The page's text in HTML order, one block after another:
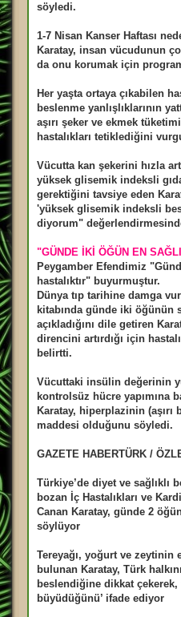
söyledi.
1-7 Nisan Kanser Haftası
Karatay, insan vücudunun
da onu korumak için
Her yaşta ortaya çıkabilen
beslenme yanlışlıklarının
aşırı şeker ve ekmek
hastalıkları tetiklediğini
Vücutta kan şekerini hızla
yüksek glisemik indeksli
gerektiğini tavsiye eden
'yüksek glisemik indeksli
diyorum"
"GÜNDE İKİ ÖĞÜN EN
Peygamber Efendimiz
hastalıktır" buyurmuştur.
Dünya tıp tarihine damga
kitabında günde iki öğünün
açıkladığını dile getiren
direncini artırdığı için
belirtti.
Vücuttaki insülin değerinin
kontrolsüz hücre yapımına
Karatay, hiperplazinin (aşırı
maddesi olduğunu söyledi.
GAZETE HABERTÜRK /
Türkiye’de diyet ve sağlıklı
bozan İç Hastalıkları ve
Canan Karatay, günde 2
söylüyor
Tereyağı, yoğurt ve zeytinin
bulunan Karatay, Türk
beslendiğine dikkat
büyüdüğünü’ ifade ediyor